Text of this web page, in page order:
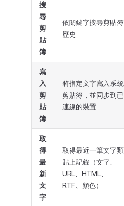
搜
尋
剪
貼
簿
依關鍵字搜尋剪貼簿
歷史
寫
入
剪
貼
簿
將指定文字寫入系統
剪貼簿，並同步到已
連線的裝置
取
得
最
新
文
字
取得最近一筆文字類
貼上記錄（文字、
URL、HTML、
RTF、顏色）